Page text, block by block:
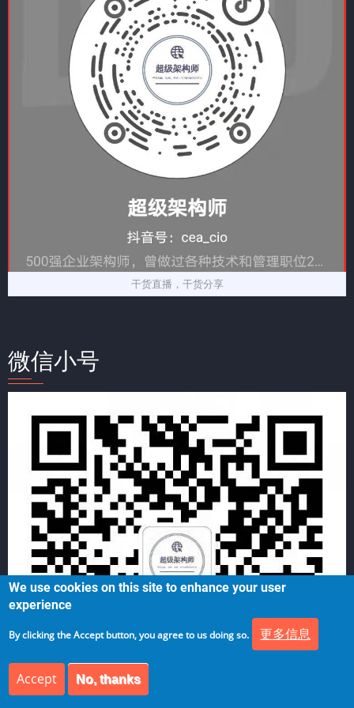
干货直播，干货分享
微信小号
We use cookies on this site to enhance your user
experience
By clicking the Accept button, you agree to us doing so. 更多信息
Accept No, thanks